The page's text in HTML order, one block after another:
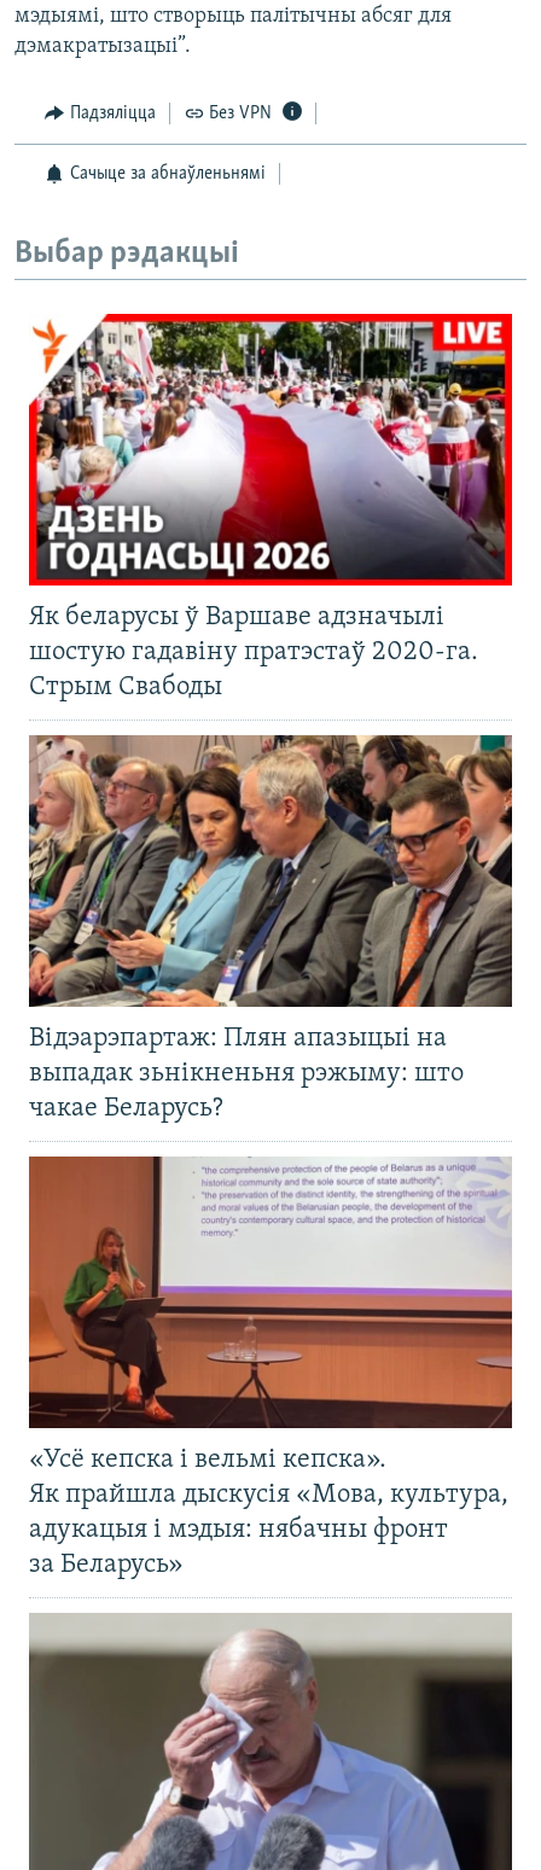
мэдыямі, што створыць палітычны абсяг для
дэмакратызацыі”.
Падзяліцца Без VPN
Сачыце за абнаўленьнямі
Выбар рэдакцыі
Як беларусы ў Варшаве адзначылі
шостую гадавіну пратэстаў 2020-га.
Стрым Свабоды
Відэарэпартаж: Плян апазыцыі на
выпадак зьнікненьня рэжыму: што
чакае Беларусь?
«Усё кепска і вельмі кепска».
Як прайшла дыскусія «Мова, культура,
адукацыя і мэдыя: нябачны фронт
за Беларусь»